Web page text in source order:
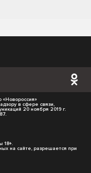
«Новороссия»
в сфере связи,
20 ноября 2019 г.
18+.
на сайте, разрешается при